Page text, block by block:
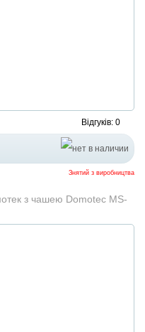
Відгуків: 0
Знятий з виробництва
з чашею Domotec MS-